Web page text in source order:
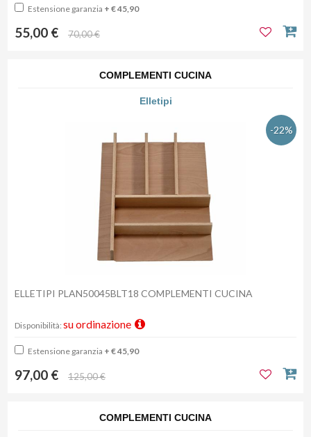
Estensione garanzia + € 45,90
55,00 € 70,00 €
COMPLEMENTI CUCINA
Elletipi
-22%
ELLETIPI PLAN50045BLT18 COMPLEMENTI CUCINA
Disponibilità: su ordinazione
Estensione garanzia + € 45,90
97,00 € 125,00 €
COMPLEMENTI CUCINA